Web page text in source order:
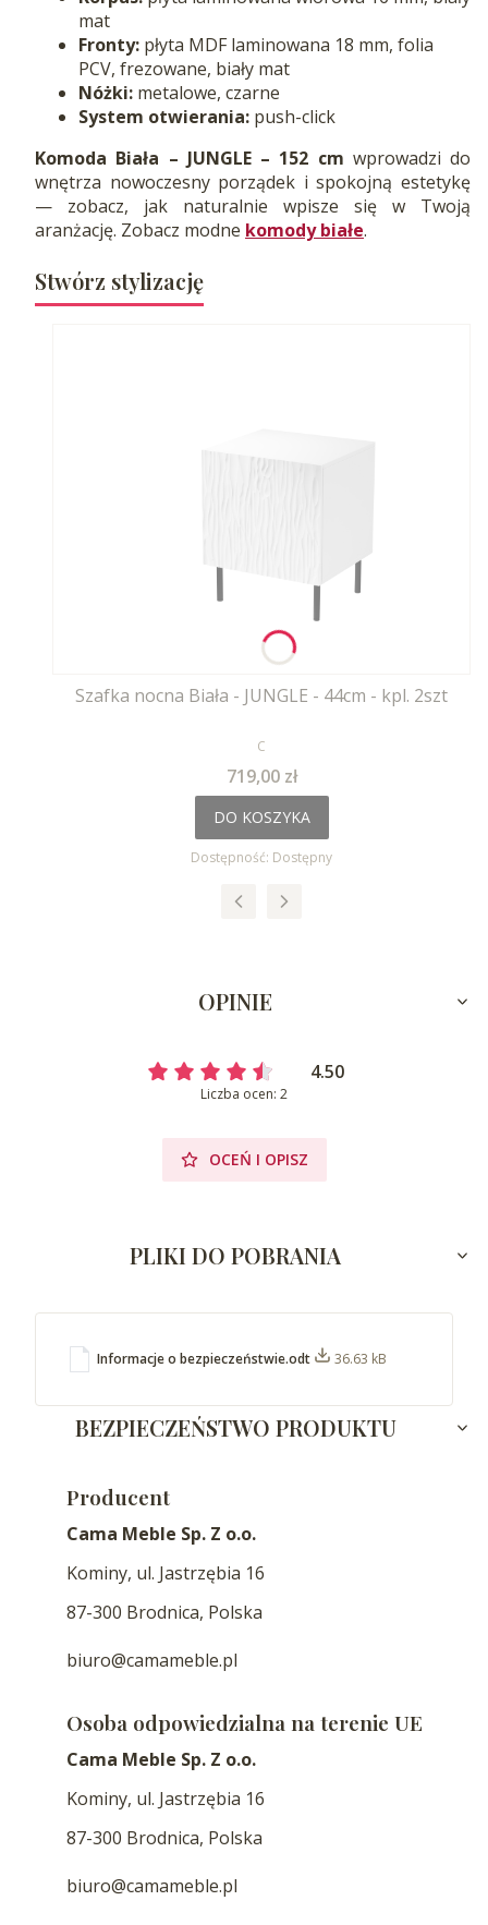
mat
Fronty: płyta MDF laminowana 18 mm, folia
PCV, frezowane, biały mat
Nóżki: metalowe, czarne
System otwierania: push-click
Komoda Biała – JUNGLE – 152 cm wprowadzi do
wnętrza nowoczesny porządek i spokojną estetykę
— zobacz, jak naturalnie wpisze się w Twoją
aranżację. Zobacz modne komody białe.
Stwórz stylizację
Szafka nocna Biała - JUNGLE - 44cm - kpl. 2szt
PRODUCENT
C
Cena
719,00 zł
DO KOSZYKA
Dostępność: Dostępny
OPINIE
4.50
Liczba ocen: 2
OCEŃ I OPISZ
PLIKI DO POBRANIA
Informacje o bezpieczeństwie.odt 36.63 kB
BEZPIECZEŃSTWO PRODUKTU
Producent
Cama Meble Sp. Z o.o.
Kominy, ul. Jastrzębia 16
87-300 Brodnica, Polska
biuro@camameble.pl
Osoba odpowiedzialna na terenie UE
Cama Meble Sp. Z o.o.
Kominy, ul. Jastrzębia 16
87-300 Brodnica, Polska
biuro@camameble.pl